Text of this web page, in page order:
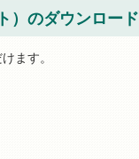
）のダウンロード
ます。